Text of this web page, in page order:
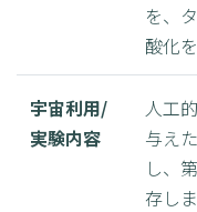
を、
酸化
宇宙利用/
実験内容
人工
与え
し、
存し